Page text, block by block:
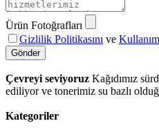
Ürün Fotoğrafları
Gizlilik Politikasını ve
Gönder
Çevreyi seviyoruz Kağıdımız
ediliyor ve tonerimiz su bazlı
Kategoriler